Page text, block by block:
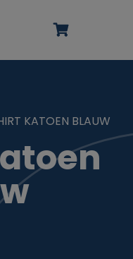
KATOEN BLAUW